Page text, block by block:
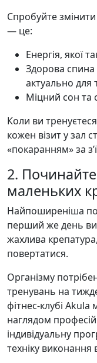
Спробуйте
— це:
Енергія, якої
Здорова спина
актуально для
Міцний сон та
Коли ви
кожен візит у зал
«покаранням» за
2.
маленьких
Найпоширеніша
перший же день
жахлива
повертатися.
Організму
тренувань на
фітнес-клубі
наглядом
індивідуальну
техніку